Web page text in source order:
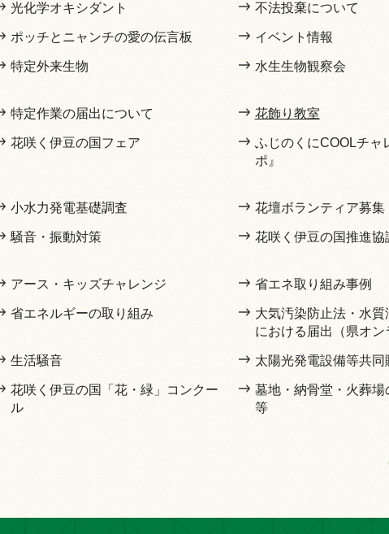
光化学オキシダント 不法投棄について
ポッチとニャンチの愛の伝言板 イベント情報
特定外来生物 水生生物観察会
特定作業の届出について 花飾り教室
花咲く伊豆の国フェア
ふじのくにCOOLチャ
ポ』
小水力発電基礎調査 花壇ボランティア募集
騒音・振動対策 花咲く伊豆の国推進協
アース・キッズチャレンジ 省エネ取り組み事例
省エネルギーの取り組み
大気汚染防止法・水質
における届出（県オン
生活騒音 太陽光発電設備等共同
花咲く伊豆の国「花・緑」コンクー
ル
墓地・納骨堂・火葬場
等